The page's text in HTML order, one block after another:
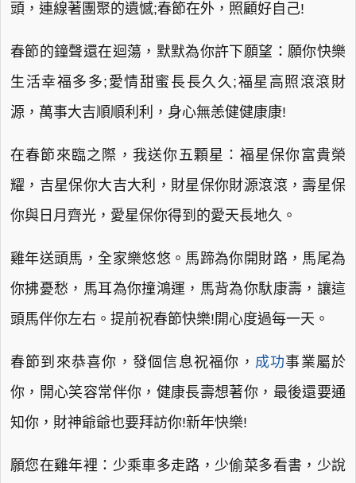
頭，連線著團聚的遺憾;春節在外，照顧好自己!
春節的鐘聲還在迴蕩，默默為你許下願望：願你快樂
生活幸福多多;愛情甜蜜長長久久;福星高照滾滾財
源，萬事大吉順順利利，身心無恙健健康康!
在春節來臨之際，我送你五顆星：福星保你富貴榮
耀，吉星保你大吉大利，財星保你財源滾滾，壽星保
你與日月齊光，愛星保你得到的愛天長地久。
雞年送頭馬，全家樂悠悠。馬蹄為你開財路，馬尾為
你拂憂愁，馬耳為你撞鴻運，馬背為你馱康壽，讓這
頭馬伴你左右。提前祝春節快樂!開心度過每一天。
春節到來恭喜你，發個信息祝福你， 成功事業屬於
你，開心笑容常伴你，健康長壽想著你，最後還要通
知你，財神爺爺也要拜訪你!新年快樂!
願您在雞年裡：少乘車多走路，少偷菜多看書，少說